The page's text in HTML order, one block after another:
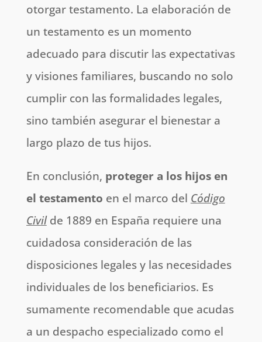
otorgar testamento. La elaboración de
un testamento es un momento
adecuado para discutir las expectativas
y visiones familiares, buscando no solo
cumplir con las formalidades legales,
sino también asegurar el bienestar a
largo plazo de tus hijos.
En conclusión, proteger a los hijos en
el testamento en el marco del Código
Civilde 1889 en España requiere una
cuidadosa consideración de las
disposiciones legales y las necesidades
individuales de los beneficiarios. Es
sumamente recomendable que acudas
a un despacho especializado como el